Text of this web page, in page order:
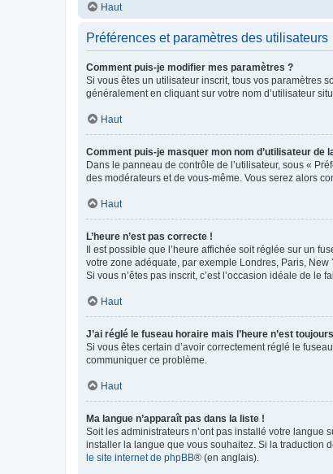
Haut
Préférences et paramètres des utilisateurs
Comment puis-je modifier mes paramètres ?
Si vous êtes un utilisateur inscrit, tous vos paramètres
généralement en cliquant sur votre nom d’utilisateur
Haut
Comment puis-je masquer mon nom d’utilisateur de
Dans le panneau de contrôle de l’utilisateur, sous «
des modérateurs et de vous-même. Vous serez alors
Haut
L’heure n’est pas correcte !
Il est possible que l’heure affichée soit réglée sur un
votre zone adéquate, par exemple Londres, Paris, New
Si vous n’êtes pas inscrit, c’est l’occasion idéale de le
Haut
J’ai réglé le fuseau horaire mais l’heure n’est
Si vous êtes certain d’avoir correctement réglé le
communiquer ce problème.
Haut
Ma langue n’apparaît pas dans la liste !
Soit les administrateurs n’ont pas installé votre langue
installer la langue que vous souhaitez. Si la traduction
le site internet de phpBB® (en anglais).